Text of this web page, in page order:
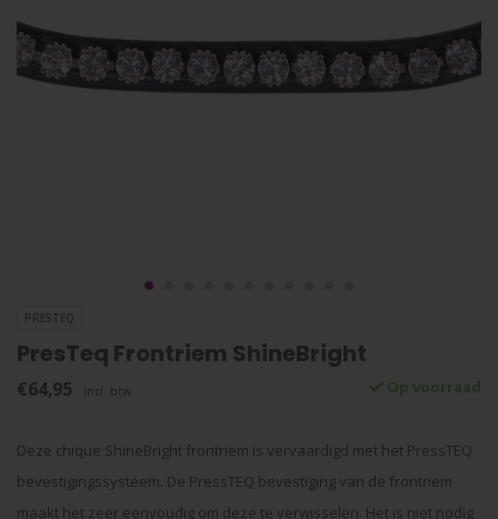
PRESTEQ
PresTeq Frontriem ShineBright
€64,95 Incl. btw Op voorraad
Deze chique ShineBright frontriem is vervaardigd met het PressTEQ
bevestigingssysteem. De PressTEQ bevestiging van de frontriem
maakt het zeer eenvoudig om deze te verwisselen. Het is niet nodig